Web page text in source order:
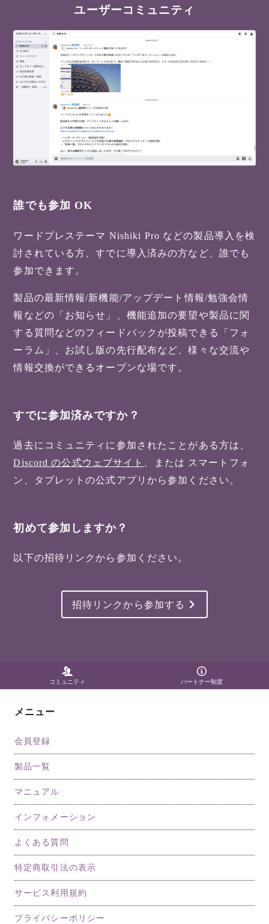
ユーザーコミュニティ
誰でも参加 OK
ワードプレステーマ Nishiki Pro などの製品導入を検
討されている方、すでに導入済みの方など、誰でも
参加できます。
製品の最新情報/新機能/アップデート情報/勉強会情
報などの「お知らせ」、機能追加の要望や製品に関
する質問などのフィードバックが投稿できる「フォ
ーラム」、お試し版の先行配布など、様々な交流や
情報交換ができるオープンな場です。
すでに参加済みですか？
過去にコミュニティに参加されたことがある方は、
Discord の公式ウェブサイト
、または スマートフォ
ン、タブレットの公式アプリから参加ください。
初めて参加しますか？
以下の招待リンクから参加ください。
招待リンクから参加する
コミュニティ パートナー制度
メニュー
会員登録
製品一覧
マニュアル
インフォメーション
よくある質問
特定商取引法の表示
サービス利用規約
プライバシーポリシー